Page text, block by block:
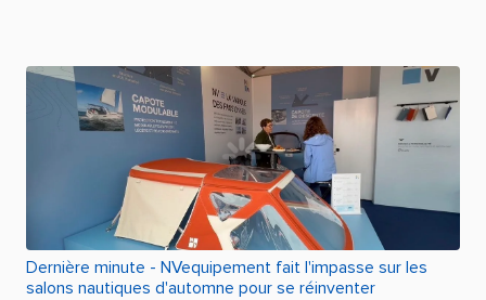
Dernière minute - NVequipement fait l'impasse sur les
salons nautiques d'automne pour se réinventer